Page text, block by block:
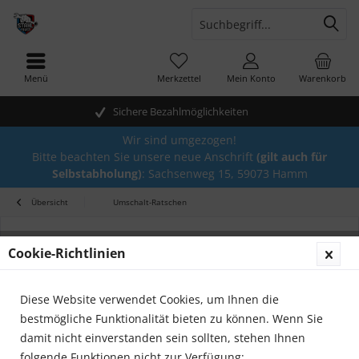
Sichere Bezahlmöglichkeiten
Warenkorb
Merkzettel Mein Konto
Menü
Wir sind umgezogen!
Bitte beachten Sie unsere neue Anschrift (gilt auch für
Selbstabholung): Sachsenweg 15, 59073 Hamm
Übersicht Umschalt-Ratschen
Cookie-Richtlinien
Diese Website verwendet Cookies, um Ihnen die
bestmögliche Funktionalität bieten zu können. Wenn Sie
damit nicht einverstanden sein sollten, stehen Ihnen